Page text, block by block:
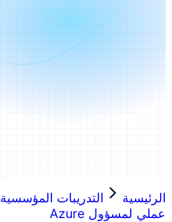
الرئيسية التدريبات المؤسسية
عملي لمسؤول Azure